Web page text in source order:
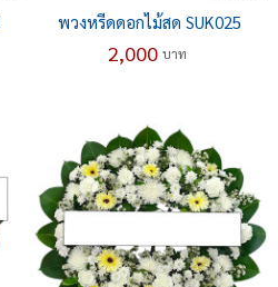
พวงหรีดดอกไม้สด SUK025
2,000 บาท